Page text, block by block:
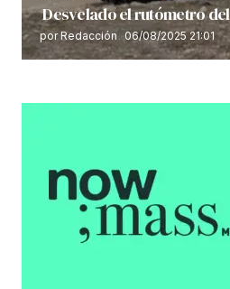
Desvelado el rutómetro
por Redacción 06/08/2025 21:01